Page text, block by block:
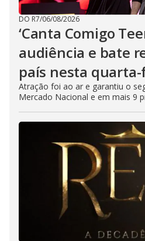
DO R7/06/08/2026
‘Canta Comigo
audiência e bate
país nesta
Atração foi ao ar e garantiu o
Mercado Nacional e em mais 9